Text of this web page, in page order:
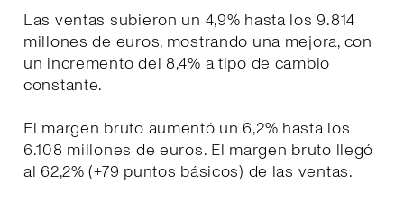
Las ventas subieron un 4,9% hasta los 9.814
millones de euros, mostrando una mejora, con
un incremento del 8,4% a tipo de cambio
constante.
El margen bruto aumentó un 6,2% hasta los
6.108 millones de euros. El margen bruto llegó
al 62,2% (+79 puntos básicos) de las ventas.